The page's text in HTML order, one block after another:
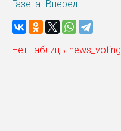
Газета "Вперед"
Нет таблицы news_voting